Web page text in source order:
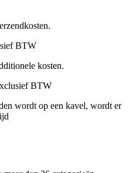
BTW
kosten.
BTW
wordt op een kavel, wordt er